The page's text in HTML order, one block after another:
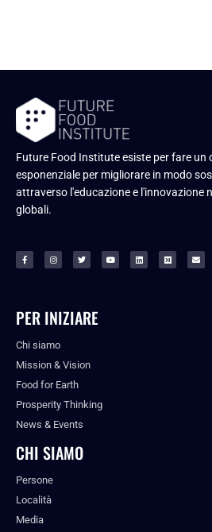
Future Food Institute esiste per fare
esponenziale per migliorare in modo
attraverso l'educazione e l'innovazione
globali.
PER INIZIARE
Chi siamo
Mission & Vision
Food for Earth
Prosperity Thinking
News & Events
CHI SIAMO
Persone
Località
Media